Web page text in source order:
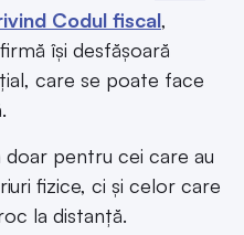
Codul fiscal,
își desfășoară
care se poate face
doar pentru cei care au
fizice, ci și celor care
la distanță.